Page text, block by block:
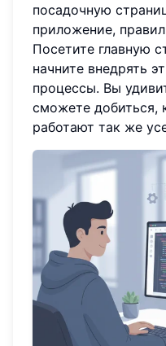
посадочную
приложение,
Посетите главную
начните внедрять
процессы. Вы
сможете добиться,
работают так же